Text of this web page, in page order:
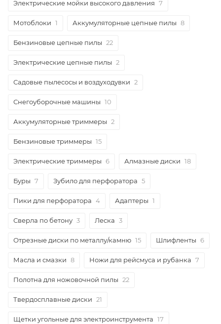
Электрические мойки высокого давления 7
Мотоблоки 1 Аккумуляторные цепные пилы 8
Бензиновые цепные пилы 22
Электрические цепные пилы 2
Садовые пылесосы и воздуходувки 2
Снегоуборочные машины 10
Аккумуляторные триммеры 2
Бензиновые триммеры 15
Электрические триммеры 6 Алмазные диски 18
Буры 7 Зубило для перфоратора 5
Пики для перфоратора 4 Адаптеры 1
Сверла по бетону 3 Леска 3
Отрезные диски по металлу/камню 15 Шлифленты 6
Масла и смазки 8 Ножи для рейсмуса и рубанка 7
Полотна для ножовочной пилы 22
Твердосплавные диски 21
Щетки угольные для электроинструмента 17